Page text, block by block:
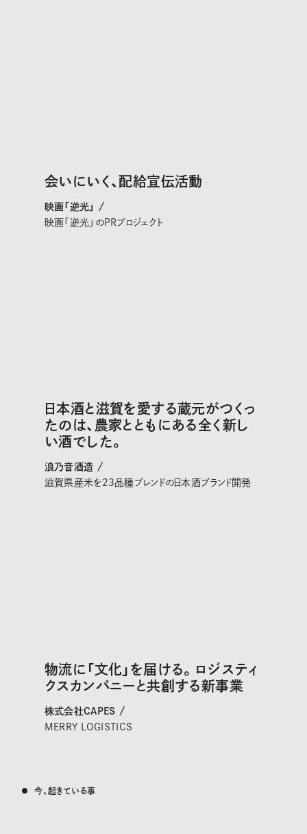
会いにいく、配給宣伝活動
映画「逆光」 /
映画「逆光」のPRプロジェクト
日本酒と滋賀を愛する蔵元がつくっ
たのは、農家とともにある全く新し
い酒でした。
浪乃音酒造 /
滋賀県産米を23品種ブレンドの日本酒ブランド開発
物流に「文化」を届ける。ロジスティ
クスカンパニーと共創する新事業
株式会社CAPES /
MERRY LOGISTICS
今、起きている事